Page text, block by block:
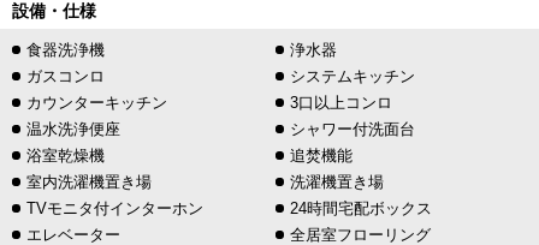
設備・仕様
食器洗浄機
浄水器
ガスコンロ
システムキッチン
カウンターキッチン
3口以上コンロ
温水洗浄便座
シャワー付洗面台
浴室乾燥機
追焚機能
室内洗濯機置き場
洗濯機置き場
TVモニタ付インターホン
24時間宅配ボックス
エレベーター
全居室フローリング